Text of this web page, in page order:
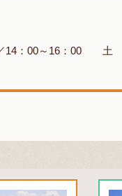
／14：00～16：00